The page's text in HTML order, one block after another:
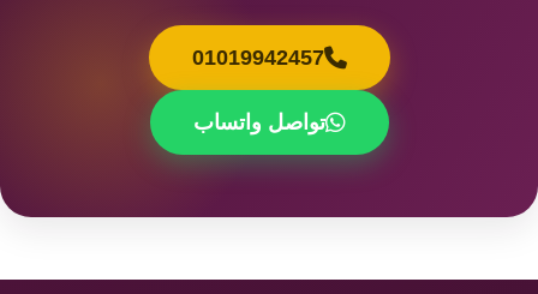
01019942457
تواصل واتساب